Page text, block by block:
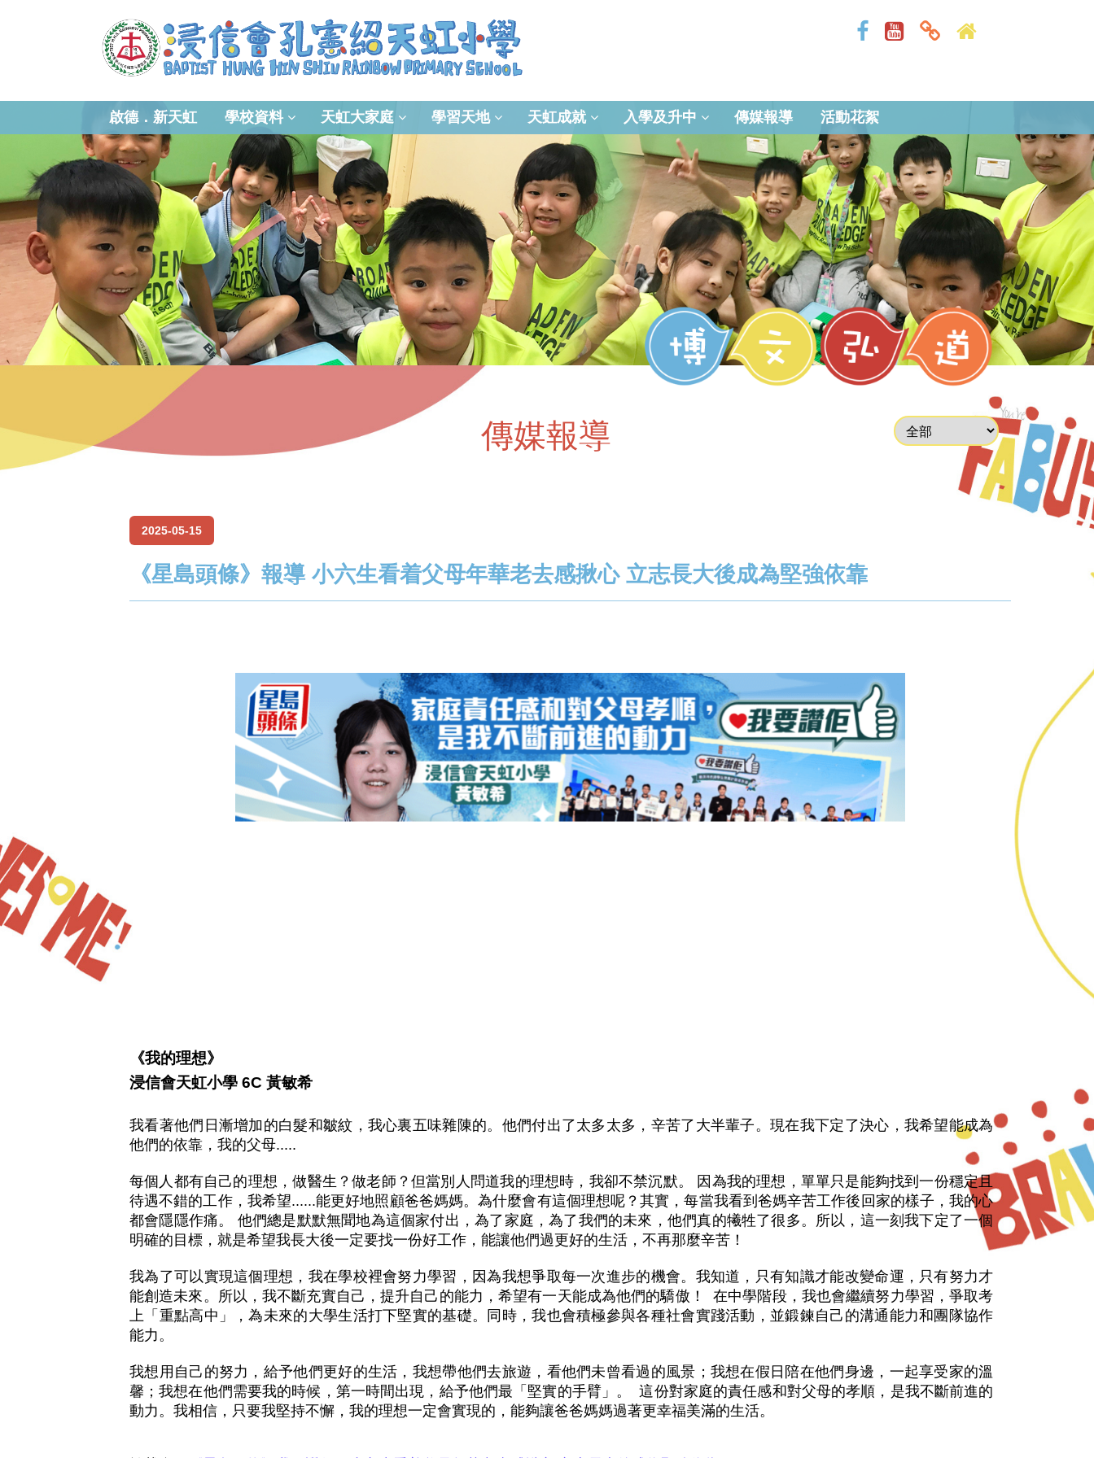
啟德．新天虹 學校資料 天虹大家庭 學習天地 天虹成就 入學及升中 傳媒報導 活動花絮
傳媒報導
2025-05-15
《星島頭條》報導 小六生看着父母年華老去感揪心 立志長大後成為堅強依靠
《我的理想》
浸信會天虹小學 6C 黃敏希
我看著他們日漸增加的白髮和皺紋，我心裏五味雜陳的。他們付出了太多太多，辛苦了大半輩子。現在我下定了決心，我希望能成為
他們的依靠，我的父母.....
每個人都有自己的理想，做醫生？做老師？但當別人問道我的理想時，我卻不禁沉默。 因為我的理想，單單只是能夠找到一份穩定且
待遇不錯的工作，我希望......能更好地照顧爸爸媽媽。為什麼會有這個理想呢？其實，每當我看到爸媽辛苦工作後回家的樣子，我的心
都會隱隱作痛。 他們總是默默無聞地為這個家付出，為了家庭，為了我們的未來，他們真的犧牲了很多。所以，這一刻我下定了一個
明確的目標，就是希望我長大後一定要找一份好工作，能讓他們過更好的生活，不再那麼辛苦！
我為了可以實現這個理想，我在學校裡會努力學習，因為我想爭取每一次進步的機會。我知道，只有知識才能改變命運，只有努力才
能創造未來。所以，我不斷充實自己，提升自己的能力，希望有一天能成為他們的驕傲！ 在中學階段，我也會繼續努力學習，爭取考
上「重點高中」，為未來的大學生活打下堅實的基礎。同時，我也會積極參與各種社會實踐活動，並鍛鍊自己的溝通能力和團隊協作
能力。
我想用自己的努力，給予他們更好的生活，我想帶他們去旅遊，看他們未曾看過的風景；我想在假日陪在他們身邊，一起享受家的溫
馨；我想在他們需要我的時候，第一時間出現，給予他們最「堅實的手臂」。 這份對家庭的責任感和對父母的孝順，是我不斷前進的
動力。我相信，只要我堅持不懈，我的理想一定會實現的，能夠讓爸爸媽媽過著更幸福美滿的生活。